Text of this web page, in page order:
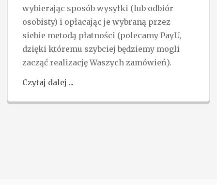
wybierając sposób wysyłki (lub odbiór
osobisty) i opłacając je wybraną przez
siebie metodą płatności (polecamy PayU,
dzięki któremu szybciej będziemy mogli
zacząć realizację Waszych zamówień).
Czytaj dalej ...